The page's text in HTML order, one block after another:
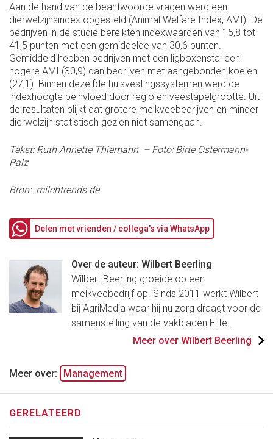
Aan de hand van de beantwoorde vragen werd een
dierwelzijnsindex opgesteld (Animal Welfare Index, AMI). De
bedrijven in de studie bereikten indexwaarden van 15,8 tot
41,5 punten met een gemiddelde van 30,6 punten.
Gemiddeld hebben bedrijven met een ligboxenstal een
hogere AMI (30,9) dan bedrijven met aangebonden koeien
(27,1). Binnen dezelfde huisvestingssystemen werd de
indexhoogte beïnvloed door regio en veestapelgrootte. Uit
de resultaten blijkt dat grotere melkveebedrijven en minder
dierwelzijn statistisch gezien niet samengaan.
Tekst: Ruth Annette Thiemann – Foto: Birte Ostermann-
Palz
Bron: milchtrends.de
Delen met vrienden / collega's via WhatsApp
Over de auteur: Wilbert Beerling
Wilbert Beerling groeide op een
melkveebedrijf op. Sinds 2011 werkt Wilbert
bij AgriMedia waar hij nu zorg draagt voor de
samenstelling van de vakbladen Elite...
Meer over Wilbert Beerling
Meer over: Management
GERELATEERD